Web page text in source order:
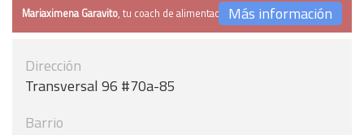
Mariaximena Garavito, tu coach de alimentaciónMás información
Dirección
Transversal 96 #70a-85
Barrio